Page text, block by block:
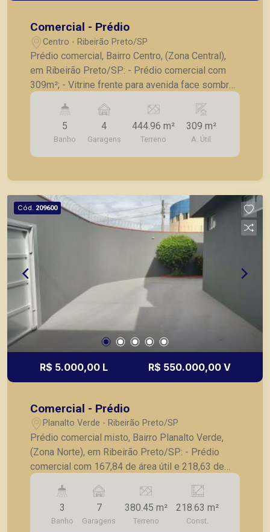
Comercial - Prédio
Centro - Ribeirão Preto/SP
Prédio comercial, Bairro Centro, (Zona Central),
em Ribeirão Preto/SP: - Prédio comercial com
309m²; - Vitrine frente para avenida face sombra;
- 5 banheiros; - Cozinha; - Deposito; - 4 vagas de
garagem privativas. A Piramid tem como objetivo
atender seus clientes com agilidade e segurança,
em locação, vendas de imóveis prontos, usados
ou mesmo nos principais lançamentos da cidade
5
Banho
4
Garagens
444.96 m²
Terreno
309 m²
A. Útil
Cód. 209600
R$ 5.000,00 L R$ 550.000,00 V
Comercial - Prédio
Planalto Verde - Ribeirão Preto/SP
Prédio comercial misto, Bairro Planalto Verde,
(Zona Norte), em Ribeirão Preto/SP: - Prédio
comercial com 167,84 de área útil e 218,63 de
área construida; - Recepção climatizada; - 4 salas
amplas climatizadas; - sendo 1 suíte - 3
banheiros completos; - Copa /Cozinha planejada;
- Despensa; - Lavanderia; - Quintal; - Sistema de
3
Banho
7
Garagens
380.45 m²
Terreno
218.63 m²
Const.